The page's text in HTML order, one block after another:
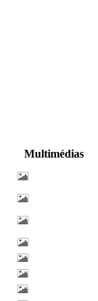
Multimédias